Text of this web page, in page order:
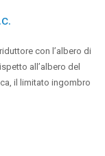
con l’albero di
all’albero del
il limitato ingombro